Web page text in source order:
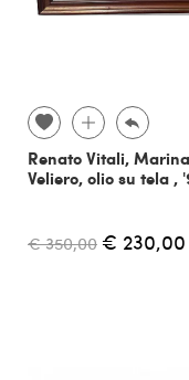
Renato Vitali,
Veliero, olio su tela ,
€ 350,00 € 230,00